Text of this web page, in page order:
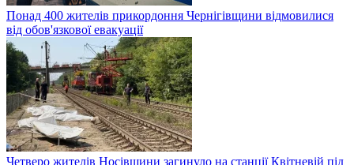
Понад 400 жителів прикордоння Чернігівщини відмовилися
від обов'язкової евакуації
Четверо жителів Носівщини загинуло на станції Квітневій під